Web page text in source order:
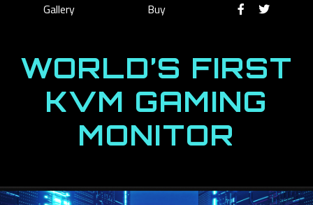
Gallery
Buy
WORLD’S FIRST
KVM GAMING
MONITOR